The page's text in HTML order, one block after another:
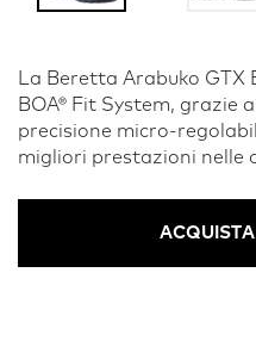
La Beretta Arabuko
BOA® Fit System, grazie
precisione micro-
migliori prestazioni nelle